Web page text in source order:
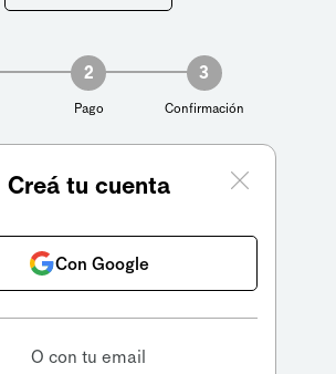
2
Pago
3
Confirmación
Creá tu cuenta
Con Google
O con tu email